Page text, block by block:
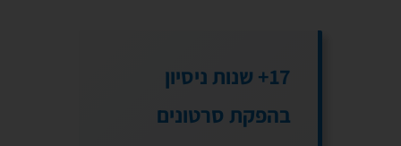
17+ שנות ניסיון
בהפקת סרטונים